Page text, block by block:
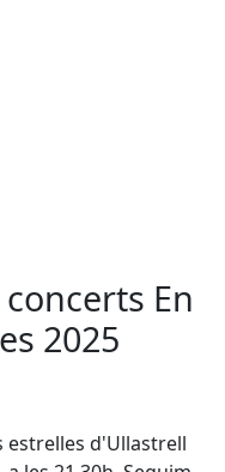
En
2025
estrelles d'Ullastrell